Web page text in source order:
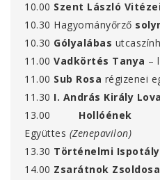
10.00 Szent László
10.30 Hagyományőrző
10.30 Gólyalábas
11.00 Vadkörtés Tanya –
11.00 Sub Rosa régizenei
11.30 I. András Király
13.00
Hollóének
Együttes (Zenepavilon)
13.30 Történelmi
14.00 Zsarátnok